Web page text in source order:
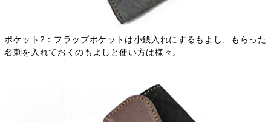
ポケット2：フラップポケットは小銭入れにするもよし、もらった
名刺を入れておくのもよしと使い方は様々。